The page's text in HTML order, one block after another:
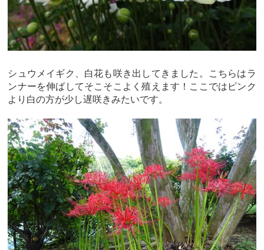
シュウメイギク、白花も咲き出してきました。こちらはラ
ンナーを伸ばしてそこそこよく殖えます！ここではピンク
より白の方が少し遅咲きみたいです。